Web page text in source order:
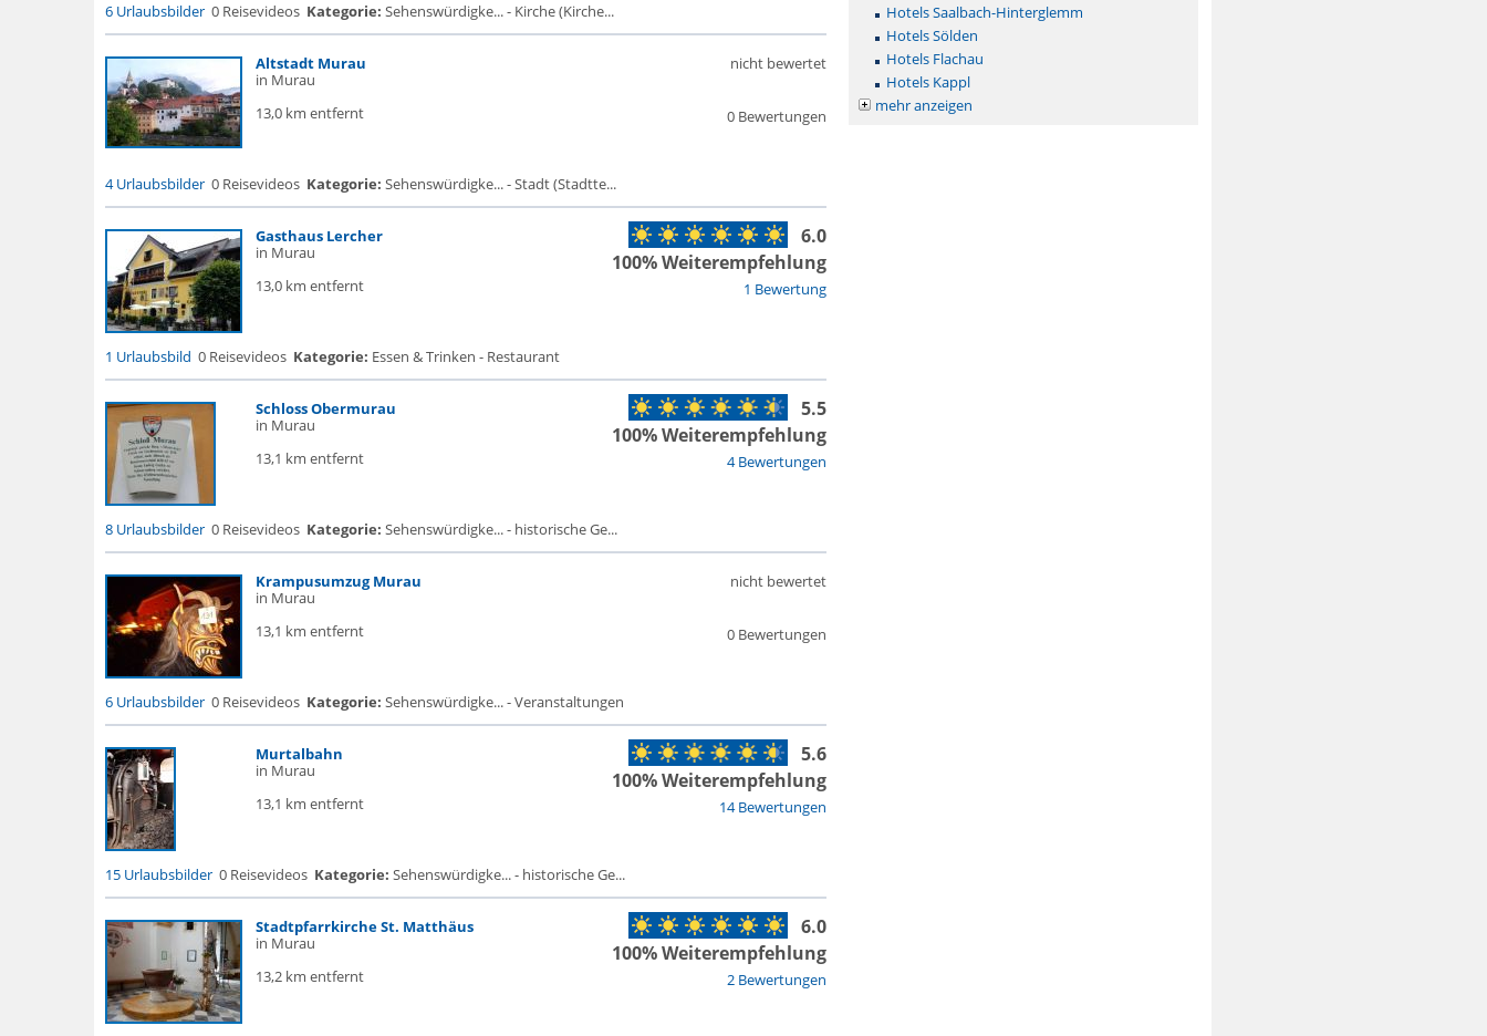
6 Urlaubsbilder 0 Reisevideos Kategorie: Sehenswürdigke... - Kirche (Kirche...
Altstadt Murau
in Murau
13,0 km entfernt
0 Bewertungen
nicht bewertet
4 Urlaubsbilder 0 Reisevideos Kategorie: Sehenswürdigke... - Stadt (Stadtte...
Gasthaus Lercher
in Murau
13,0 km entfernt
1 Bewertung
6.0
100% Weiterempfehlung
1 Urlaubsbild 0 Reisevideos Kategorie: Essen & Trinken - Restaurant
Schloss Obermurau
in Murau
13,1 km entfernt
4 Bewertungen
5.5
100% Weiterempfehlung
8 Urlaubsbilder 0 Reisevideos Kategorie: Sehenswürdigke... - historische Ge...
Krampusumzug Murau
in Murau
13,1 km entfernt
0 Bewertungen
nicht bewertet
6 Urlaubsbilder 0 Reisevideos Kategorie: Sehenswürdigke... - Veranstaltungen
Murtalbahn
in Murau
13,1 km entfernt
14 Bewertungen
5.6
100% Weiterempfehlung
15 Urlaubsbilder 0 Reisevideos Kategorie: Sehenswürdigke... - historische Ge...
Stadtpfarrkirche St. Matthäus
in Murau
13,2 km entfernt
2 Bewertungen
6.0
100% Weiterempfehlung
Hotels Saalbach-Hinterglemm
Hotels Sölden
Hotels Flachau
Hotels Kappl
mehr anzeigen